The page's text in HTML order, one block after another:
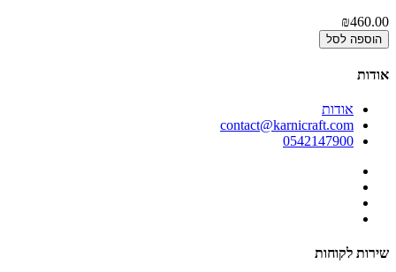
₪460.00
הוספה לסל
אודות
אודות
contact@karnicraft.com
0542147900
שירות לקוחות